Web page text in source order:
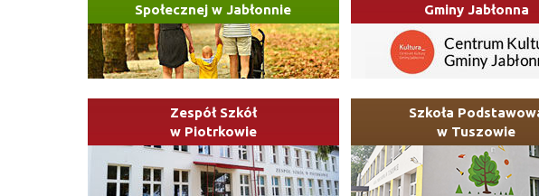
Społecznej w Jabłonnie
Gminy Jabłonna
Zespół Szkół
w Piotrkowie
Szkoła
w Tuszowie